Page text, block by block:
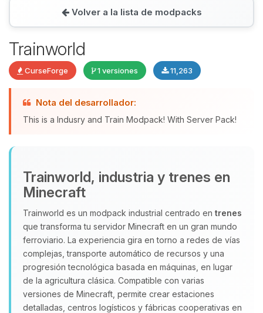
Volver a la lista de modpacks
Trainworld
CurseForge 1 versiones 11,263
Nota del desarrollador:
This is a Indusry and Train Modpack! With Server Pack!
Trainworld, industria y trenes en
Minecraft
Trainworld es un modpack industrial centrado en trenes
que transforma tu servidor Minecraft en un gran mundo
ferroviario. La experiencia gira en torno a redes de vías
complejas, transporte automático de recursos y una
progresión tecnológica basada en máquinas, en lugar
de la agricultura clásica. Compatible con varias
versiones de Minecraft, permite crear estaciones
detalladas, centros logísticos y fábricas cooperativas en
hablar! Soy Choupy, tu pequeno
asistente de BoxToPlay. Cuentame